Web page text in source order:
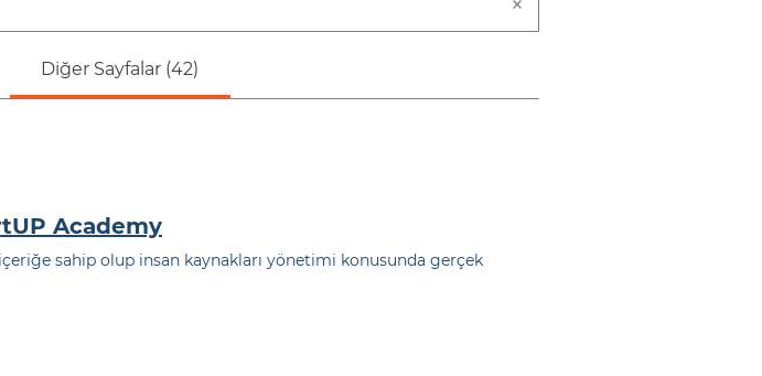
Diğer Sayfalar (42)
Academy
sahip olup insan kaynakları yönetimi konusunda gerçek